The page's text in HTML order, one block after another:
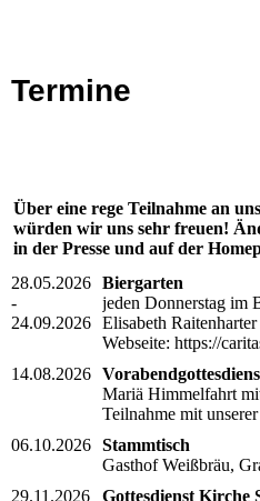
Termine
Über eine rege Teilnahme an
würden wir uns sehr freuen!
in der Presse und auf der
28.05.2026
-
24.09.2026
Biergarten
jeden Donnerstag im
Elisabeth
Webseite: https://
14.08.2026
Mariä Himmelfahrt
Teilnahme mit
06.10.2026 Stammtisch
Gasthof Weißbräu,
29.11.2026
Gottesdienst Kirche